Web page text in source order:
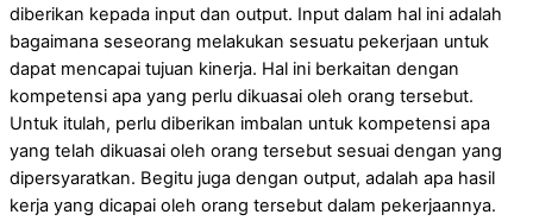
diberikan kepada input dan output. Input dalam hal ini adalah
bagaimana seseorang melakukan sesuatu pekerjaan untuk
dapat mencapai tujuan kinerja. Hal ini berkaitan dengan
kompetensi apa yang perlu dikuasai oleh orang tersebut.
Untuk itulah, perlu diberikan imbalan untuk kompetensi apa
yang telah dikuasai oleh orang tersebut sesuai dengan yang
dipersyaratkan. Begitu juga dengan output, adalah apa hasil
kerja yang dicapai oleh orang tersebut dalam pekerjaannya.